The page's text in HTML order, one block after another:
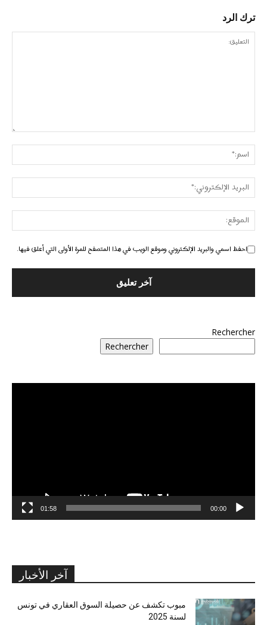
ترك الرد
احفظ اسمي والبريد الإلكتروني وموقع الويب في هذا المتصفح للمرة الأولى التي أعلق فيها.
Rechercher
Rechercher
00:00
01:58
آخر الأخبار
مبوب تكشف عن حصيلة السوق العقاري في تونس
لسنة 2025